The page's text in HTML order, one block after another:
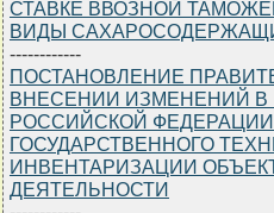
СТАВКЕ ВВОЗНОЙ
ВИДЫ
------------
ПОСТАНОВЛЕНИЕ
ВНЕСЕНИИ ИЗМЕНЕНИЙ В
РОССИЙСКОЙ
ГОСУДАРСТВЕННОГО
ИНВЕНТАРИЗАЦИИ
ДЕЯТЕЛЬНОСТИ